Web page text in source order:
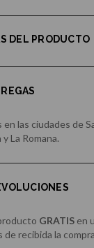
DEL PRODUCTO
en las ciudades de
La Romana.
GRATIS en
recibida la